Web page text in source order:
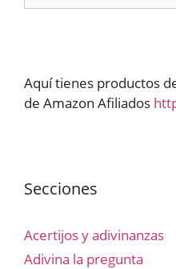
Aquí tienes productos
de Amazon Afiliados
Secciones
Acertijos y adivinanzas
Adivina la pregunta